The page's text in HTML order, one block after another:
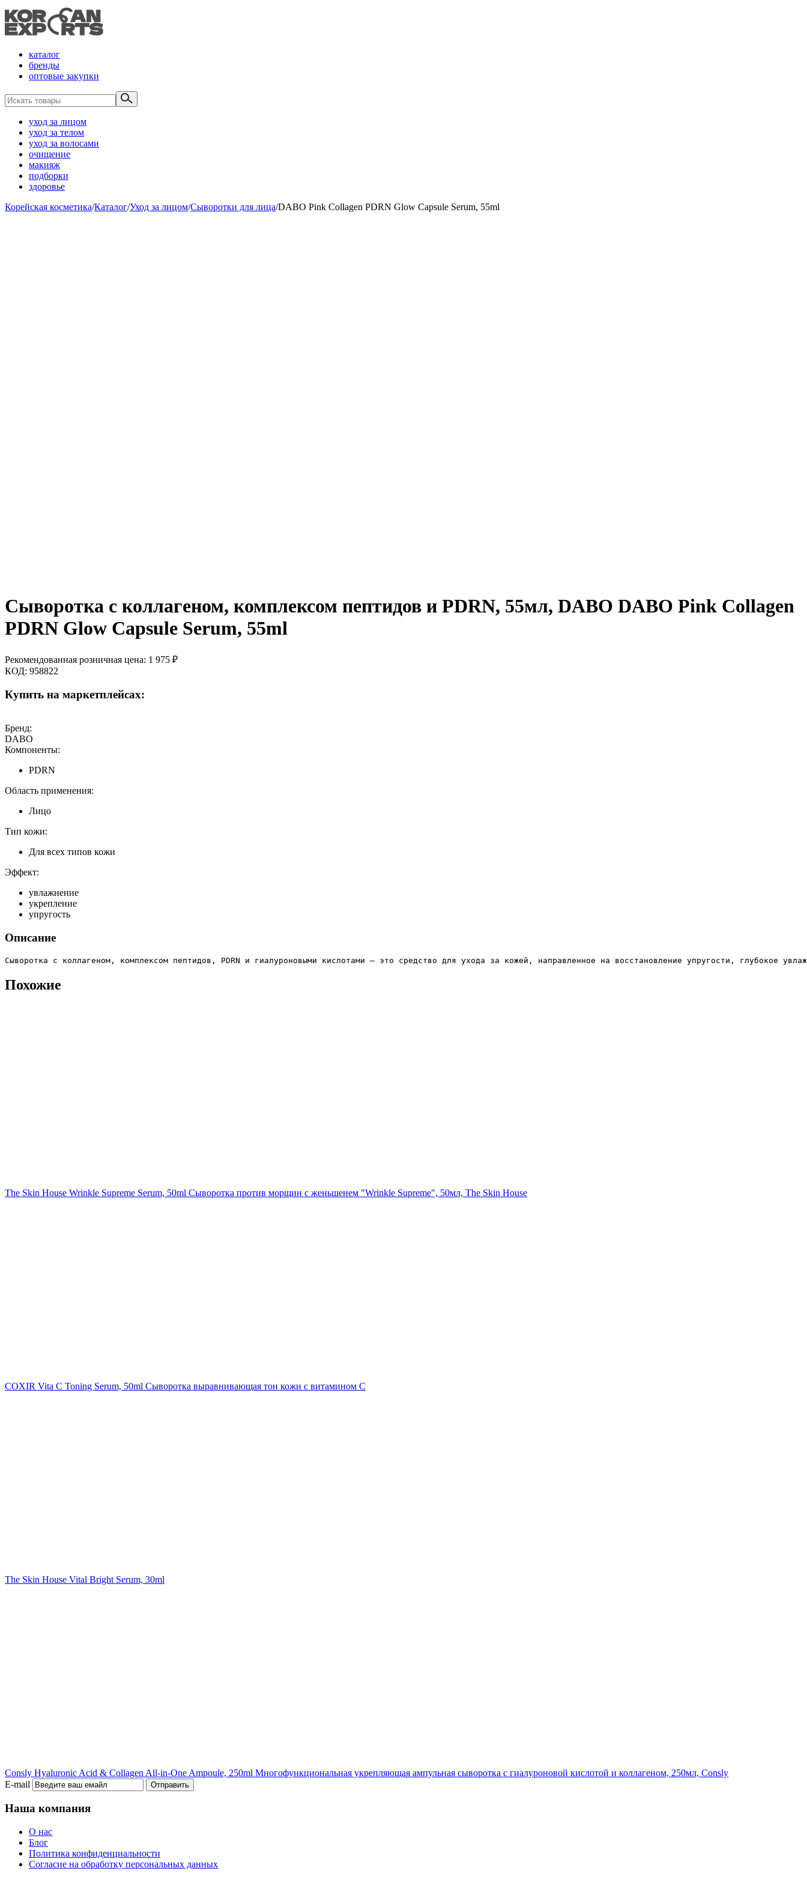
каталог
бренды
оптовые закупки
уход за лицом
уход за телом
уход за волосами
очищение
макияж
подборки
здоровье
Корейская косметика/Каталог/Уход за лицом/Сыворотки для лица/DABO Pink Collagen PDRN Glow Capsule Serum, 55ml
Сыворотка с коллагеном, комплексом пептидов и PDRN, 55мл, DABO DABO Pink Collagen
PDRN Glow Capsule Serum, 55ml
Рекомендованная розничная цена: 1 975 ₽
КОД: 958822
Купить на маркетплейсах:
Бренд:
DABO
Компоненты:
PDRN
Область применения:
Лицо
Тип кожи:
Для всех типов кожи
Эффект:
увлажнение
укрепление
упругость
Описание
Сыворотка с коллагеном, комплексом пептидов, PDRN и гиалуроновыми кислотами — это средство для ухода за кожей, направленное на восстановление упругости, глубокое
Похожие
The Skin House Wrinkle Supreme Serum, 50ml Сыворотка против морщин с женьшенем "Wrinkle Supreme", 50мл, The Skin House
COXIR Vita C Toning Serum, 50ml Сыворотка выравнивающая тон кожи с витамином С
The Skin House Vital Bright Serum, 30ml
Consly Hyaluronic Acid & Collagen All-in-One Ampoule, 250ml Многофункциональная укрепляющая ампульная сыворотка с гиалуроновой кислотой и коллагеном, 250мл, Consly
E-mail
Отправить
Наша компания
О нас
Блог
Политика конфиденциальности
Согласие на обработку персональных данных